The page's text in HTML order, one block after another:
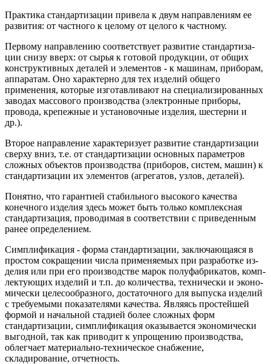
Практика стандартизации привела к двум направлениям ее
раз­вития: от частного к целому от целого к частному.
Первому направлению соответствует развитие стандартиза­
ции снизу вверх: от сырья к готовой продукции, от общих
кон­структивных деталей и элементов - к машинам, приборам,
ап­паратам. Оно характерно для тех изделий общего
применения, которые изготавливают на специализированных
заводах массо­вого производства (электронные приборы,
провода, крепежные и установочные изделия, шестерни и
др.).
Второе направление характеризует развитие стандартизации
сверху вниз, т.е. от стандартизации основных параметров
слож­ных объектов производства (приборов, систем, машин) к
стан­дартизации их элементов (агрегатов, узлов, деталей).
Понятно, что гарантией стабильного высокого качества
конечного изделия здесь может быть только комплексная
стандартизация, проводимая в соответствии с приведенным
ранее опре­делением.
Симплификация - форма стандартизации, заключающаяся в
простом сокращении числа применяемых при разработке из­
делия или при его производстве марок полуфабрикатов, комп­
лектующих изделий и т.п. до количества, технически и эконо­
мически целесообразного, достаточного для выпуска изделий
с требуемыми показателями качества. Являясь простейшей
фор­мой и начальной стадией более сложных форм
стандартизации, симплификация оказывается экономически
выгодной, так как приводит к упрощению производства,
облегчает материально-техническое снабжение,
складирование, отчетность.